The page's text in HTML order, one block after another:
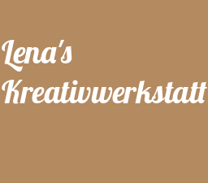
Lena's
Kreativwerkstatt